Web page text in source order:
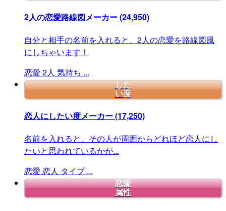
2人の恋愛路線図メーカー(24,950)
自分と相手の名前を入れると、2人の恋愛を路線図風
にしちゃいます！
恋愛 2人 気持ち ...
した
い度
恋人にしたい度メーカー(17,250)
名前を入れると、その人が周囲からどれほど恋人にし
たいと思われているかが...
恋愛 恋人 タイプ ...
恋愛
属性